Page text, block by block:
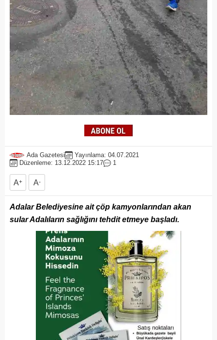
Ada Gazetesi
Yayınlama: 04.07.2021
Düzenleme: 13.12.2022 15:17
1
A+ A-
Adalar Belediyesine ait çöp kamyonlarından akan
sular Adalıların sağlığını tehdit etmeye başladı.